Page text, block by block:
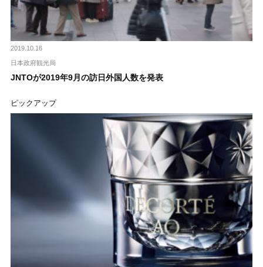
2019.10.16
日本政府観光局
JNTOが2019年9月の訪日外国人数を発表
ピックアップ